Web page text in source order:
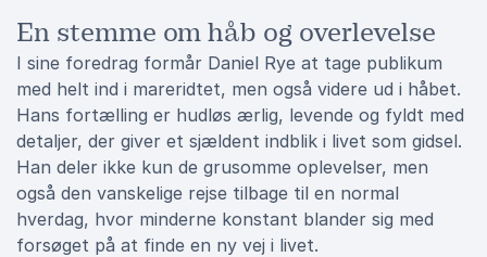
En stemme om håb og overlevelse
I sine foredrag formår Daniel Rye at tage publikum
med helt ind i mareridtet, men også videre ud i håbet.
Hans fortælling er hudløs ærlig, levende og fyldt med
detaljer, der giver et sjældent indblik i livet som gidsel.
Han deler ikke kun de grusomme oplevelser, men
også den vanskelige rejse tilbage til en normal
hverdag, hvor minderne konstant blander sig med
forsøget på at finde en ny vej i livet.